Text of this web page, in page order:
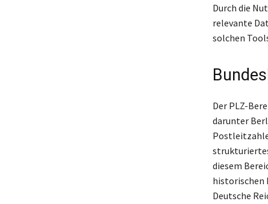
Durch die
relevante
solchen
Der PLZ-
darunter
diesem
historischen
Deutsche